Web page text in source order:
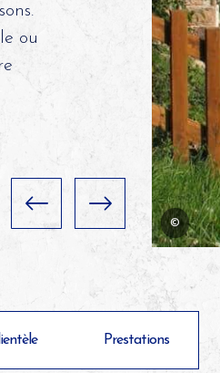
ou
©
Prestations